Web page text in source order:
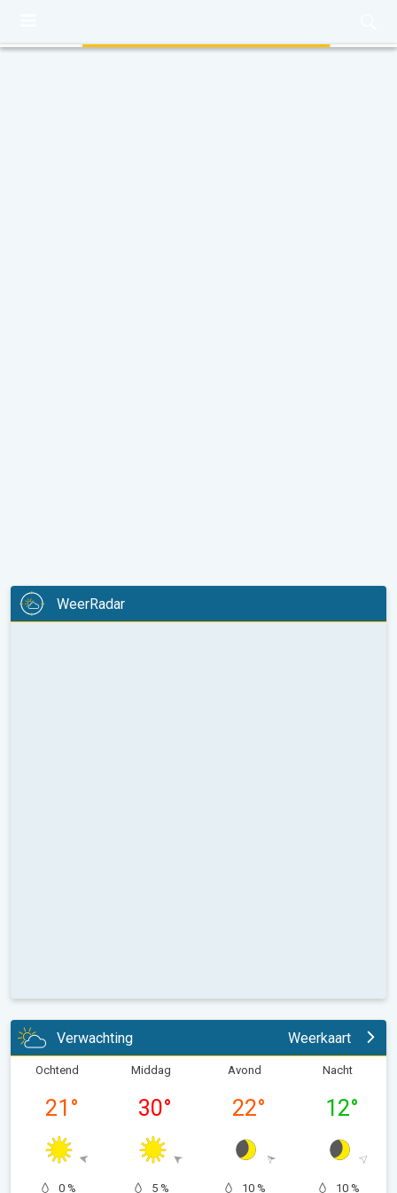
WeerRadar
Verwachting Weerkaart
Ochtend
21 °
0 %
Middag
30°
5 %
Avond
22°
10 %
Nacht
12°
10 %